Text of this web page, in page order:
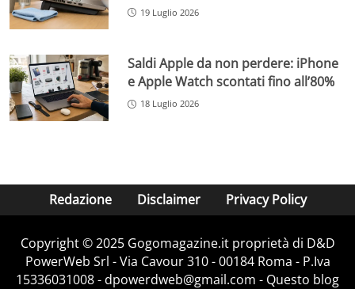
19 Luglio 2026
Saldi Apple da non perdere: iPhone
e Apple Watch scontati fino all’80%
18 Luglio 2026
Redazione Disclaimer Privacy Policy
Copyright © 2025 Gogomagazine.it proprietà di D&D
PowerWeb Srl - Via Cavour 310 - 00184 Roma - P.Iva
15336031008 - dpowerdweb@gmail.com - Questo blog